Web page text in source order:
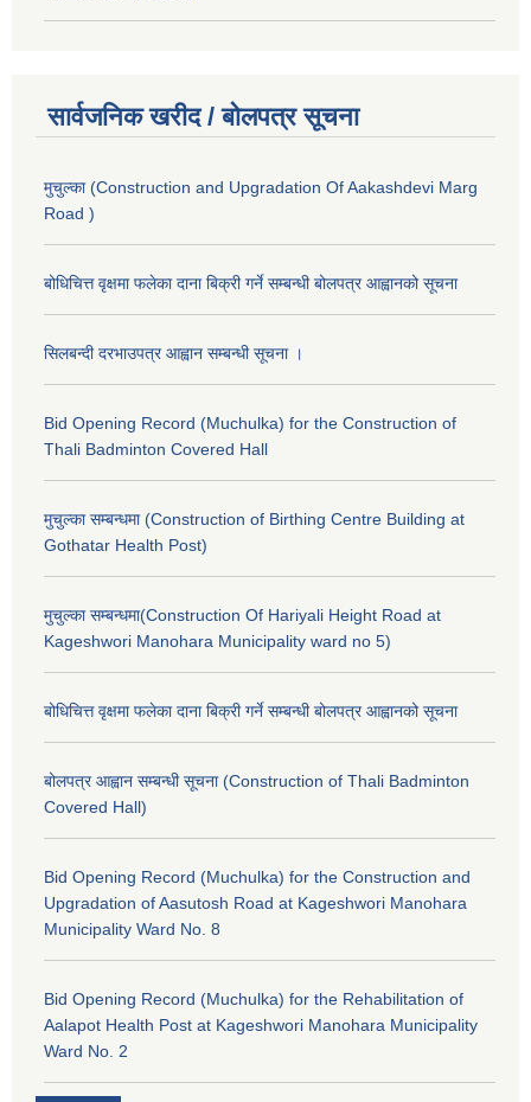
सार्वजनिक खरीद / बोलपत्र सूचना
मुचुल्का (Construction and Upgradation Of Aakashdevi Marg
Road )
बोधिचित्त वृक्षमा फलेका दाना बिक्री गर्ने सम्बन्धी बोलपत्र आह्वानको सूचना
सिलबन्दी दरभाउपत्र आह्वान सम्बन्धी सूचना ।
Bid Opening Record (Muchulka) for the Construction of
Thali Badminton Covered Hall
मुचुल्का सम्बन्धमा (Construction of Birthing Centre Building at
Gothatar Health Post)
मुचुल्का सम्बन्धमा(Construction Of Hariyali Height Road at
Kageshwori Manohara Municipality ward no 5)
बोधिचित्त वृक्षमा फलेका दाना बिक्री गर्ने सम्बन्धी बोलपत्र आह्वानको सूचना
बोलपत्र आह्वान सम्बन्धी सूचना (Construction of Thali Badminton
Covered Hall)
Bid Opening Record (Muchulka) for the Construction and
Upgradation of Aasutosh Road at Kageshwori Manohara
Municipality Ward No. 8
Bid Opening Record (Muchulka) for the Rehabilitation of
Aalapot Health Post at Kageshwori Manohara Municipality
Ward No. 2